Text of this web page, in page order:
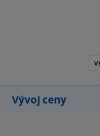
dračích jezdců…
Vývoj ceny